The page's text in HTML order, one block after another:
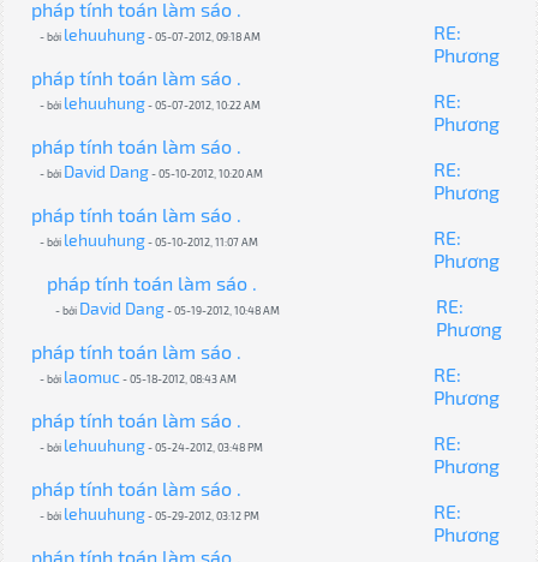
pháp tính toán làm sáo .
- bởi lehuuhung- 05-07-2012, 09:18 AM
RE:
Phương
pháp tính toán làm sáo .
- bởi lehuuhung- 05-07-2012, 10:22 AM
RE:
Phương
pháp tính toán làm sáo .
- bởi David Dang- 05-10-2012, 10:20 AM
RE:
Phương
pháp tính toán làm sáo .
- bởi lehuuhung- 05-10-2012, 11:07 AM
RE:
Phương
pháp tính toán làm sáo .
- bởi David Dang- 05-19-2012, 10:48 AM
RE:
Phương
pháp tính toán làm sáo .
- bởi laomuc- 05-18-2012, 08:43 AM
RE:
Phương
pháp tính toán làm sáo .
- bởi lehuuhung- 05-24-2012, 03:48 PM
RE:
Phương
pháp tính toán làm sáo .
- bởi lehuuhung- 05-29-2012, 03:12 PM
RE:
Phương
pháp tính toán làm sáo .